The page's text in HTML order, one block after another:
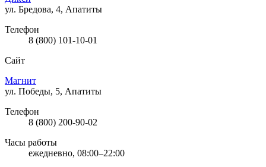
ул. Бредова, 4, Апатиты
Телефон
8 (800) 101-10-01
Сайт
Магнит
ул. Победы, 5, Апатиты
Телефон
8 (800) 200-90-02
Часы работы
ежедневно, 08:00–22:00